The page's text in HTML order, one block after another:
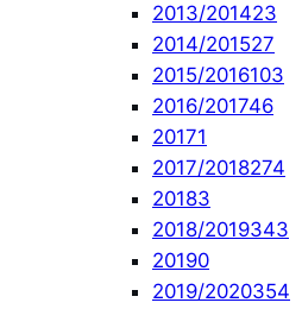
2013/201423
2014/201527
2015/2016103
2016/201746
20171
2017/2018274
20183
2018/2019343
20190
2019/2020354